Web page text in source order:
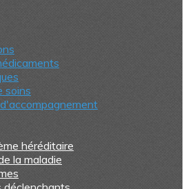
soins
héréditaire
la maladie